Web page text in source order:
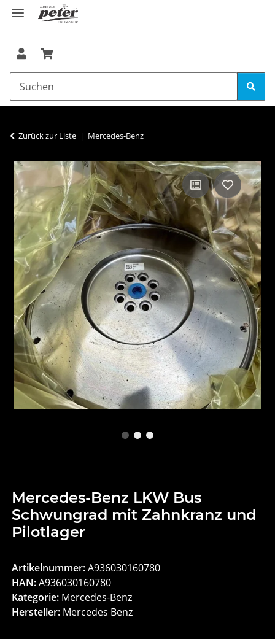
Zurück zur Liste Mercedes-Benz
Mercedes-Benz LKW Bus
Schwungrad mit Zahnkranz und
Pilotlager
Artikelnummer:A936030160780
HAN:A936030160780
Kategorie: Mercedes-Benz
Hersteller: Mercedes Benz